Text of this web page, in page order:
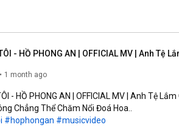
1 month ago
- HỒ PHONG AN | OFFICIAL MV | Anh Tệ Lắm
#hophongan #musicvideo